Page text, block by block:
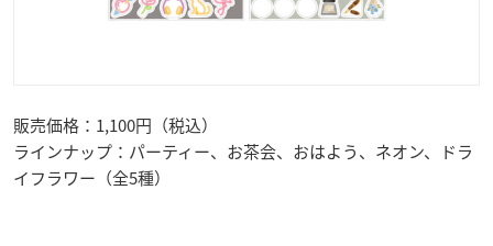
販売価格：1,100円（税込）
ラインナップ：パーティー、お茶会、おはよう、ネオン、ドラ
イフラワー（全5種）